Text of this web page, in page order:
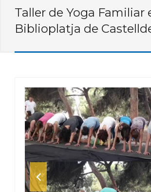
Taller de Yoga Familiar
Biblioplatja de